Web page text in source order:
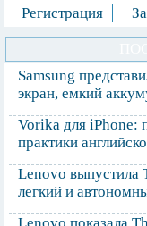
Регистрация
Samsung
экран, емкий
Vorika для iPhone:
практики
Lenovo
легкий и